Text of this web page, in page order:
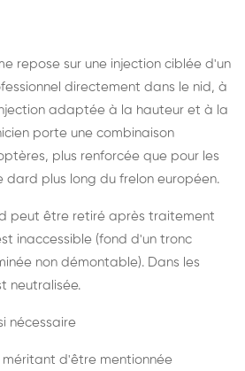
repose sur une injection ciblée d'un
directement dans le nid, à
adaptée à la hauteur et à la
porte une combinaison
plus renforcée que pour les
plus long du frelon européen.
peut être retiré après traitement
inaccessible (fond d'un tronc
non démontable). Dans les
neutralisée.
nécessaire
d'être mentionnée